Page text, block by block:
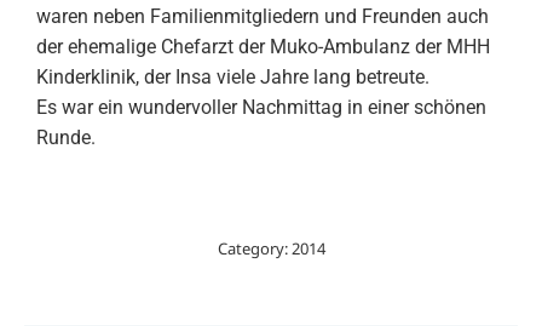
waren neben Familienmitgliedern und Freunden auch
der ehemalige Chefarzt der Muko-Ambulanz der MHH
Kinderklinik, der Insa viele Jahre lang betreute.
Es war ein wundervoller Nachmittag in einer schönen
Runde.
Category:2014